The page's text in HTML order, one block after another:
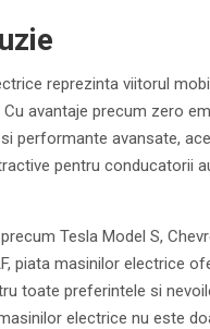
reprezinta viitorul
Cu avantaje precum zero
performante avansate,
pentru conducatorii
Tesla Model S,
piata masinilor electrice
toate preferintele si
electrice nu este